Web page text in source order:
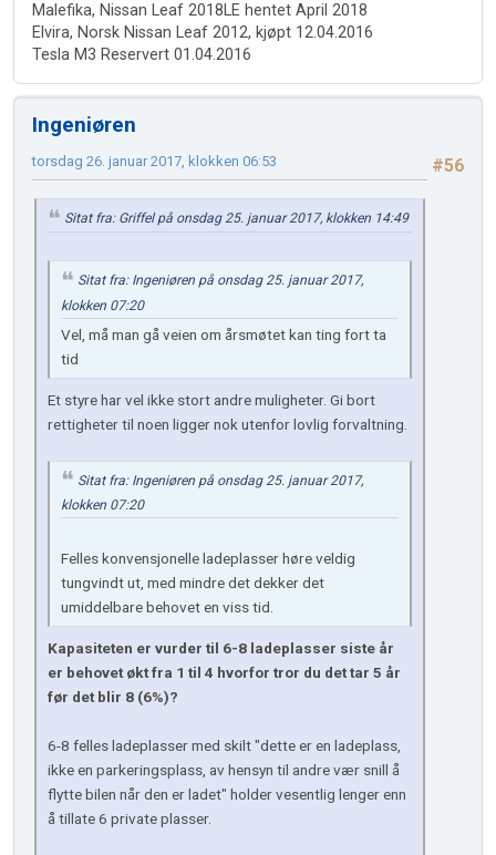
Malefika, Nissan Leaf 2018LE hentet April 2018
Elvira, Norsk Nissan Leaf 2012, kjøpt 12.04.2016
Tesla M3 Reservert 01.04.2016
Ingeniøren
#56
torsdag 26. januar 2017, klokken 06:53
Sitat fra: Griffel på onsdag 25. januar 2017, klokken 14:49
Sitat fra: Ingeniøren på onsdag 25. januar 2017,
klokken 07:20
Vel, må man gå veien om årsmøtet kan ting fort ta
tid
Et styre har vel ikke stort andre muligheter. Gi bort
rettigheter til noen ligger nok utenfor lovlig forvaltning.
Sitat fra: Ingeniøren på onsdag 25. januar 2017,
klokken 07:20
Felles konvensjonelle ladeplasser høre veldig
tungvindt ut, med mindre det dekker det
umiddelbare behovet en viss tid.
Kapasiteten er vurder til 6-8 ladeplasser siste år
er behovet økt fra 1 til 4 hvorfor tror du det tar 5 år
før det blir 8 (6%)?
6-8 felles ladeplasser med skilt "dette er en ladeplass,
ikke en parkeringsplass, av hensyn til andre vær snill å
flytte bilen når den er ladet" holder vesentlig lenger enn
å tillate 6 private plasser.